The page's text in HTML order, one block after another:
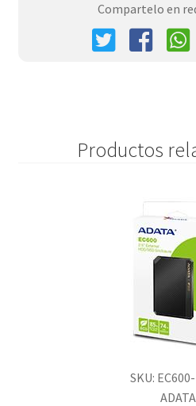
Compartelo en
Productos
SKU:
ADATA